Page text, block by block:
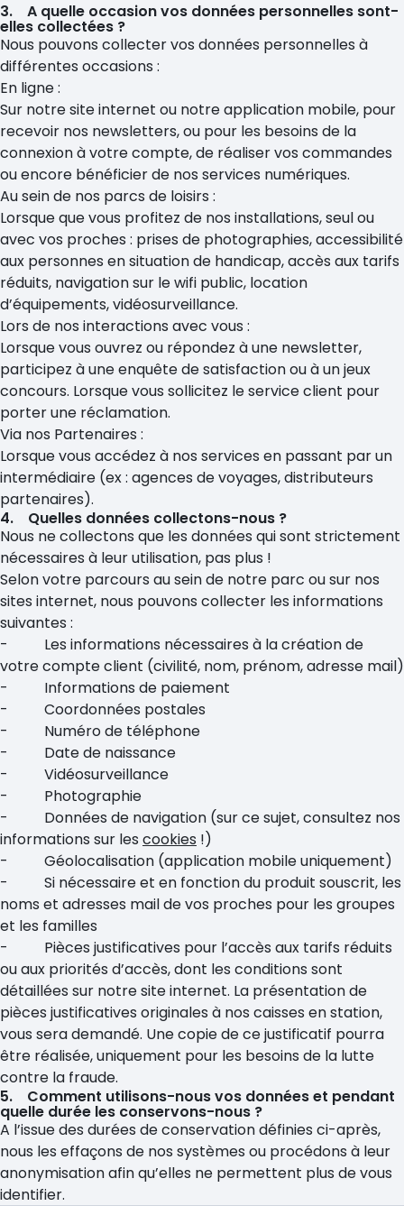
3. A quelle occasion vos données personnelles sont-
elles collectées ?
Nous pouvons collecter vos données personnelles à
différentes occasions :
En ligne :
Sur notre site internet ou notre application mobile, pour
recevoir nos newsletters, ou pour les besoins de la
connexion à votre compte, de réaliser vos commandes
ou encore bénéficier de nos services numériques.
Au sein de nos parcs de loisirs :
Lorsque que vous profitez de nos installations, seul ou
avec vos proches : prises de photographies, accessibilité
aux personnes en situation de handicap, accès aux tarifs
réduits, navigation sur le wifi public, location
d’équipements, vidéosurveillance.
Lors de nos interactions avec vous :
Lorsque vous ouvrez ou répondez à une newsletter,
participez à une enquête de satisfaction ou à un jeux
concours. Lorsque vous sollicitez le service client pour
porter une réclamation.
Via nos Partenaires :
Lorsque vous accédez à nos services en passant par un
intermédiaire (ex : agences de voyages, distributeurs
partenaires).
4. Quelles données collectons-nous ?
Nous ne collectons que les données qui sont strictement
nécessaires à leur utilisation, pas plus !
Selon votre parcours au sein de notre parc ou sur nos
sites internet, nous pouvons collecter les informations
suivantes :
- Les informations nécessaires à la création de
votre compte client (civilité, nom, prénom, adresse mail)
- Informations de paiement
- Coordonnées postales
- Numéro de téléphone
- Date de naissance
- Vidéosurveillance
- Photographie
- Données de navigation (sur ce sujet, consultez nos
informations sur les cookies !)
- Géolocalisation (application mobile uniquement)
- Si nécessaire et en fonction du produit souscrit, les
noms et adresses mail de vos proches pour les groupes
et les familles
- Pièces justificatives pour l’accès aux tarifs réduits
ou aux priorités d’accès, dont les conditions sont
détaillées sur notre site internet. La présentation de
pièces justificatives originales à nos caisses en station,
vous sera demandé. Une copie de ce justificatif pourra
être réalisée, uniquement pour les besoins de la lutte
contre la fraude.
5. Comment utilisons-nous vos données et pendant
quelle durée les conservons-nous ?
A l’issue des durées de conservation définies ci-après,
nous les effaçons de nos systèmes ou procédons à leur
anonymisation afin qu’elles ne permettent plus de vous
identifier.